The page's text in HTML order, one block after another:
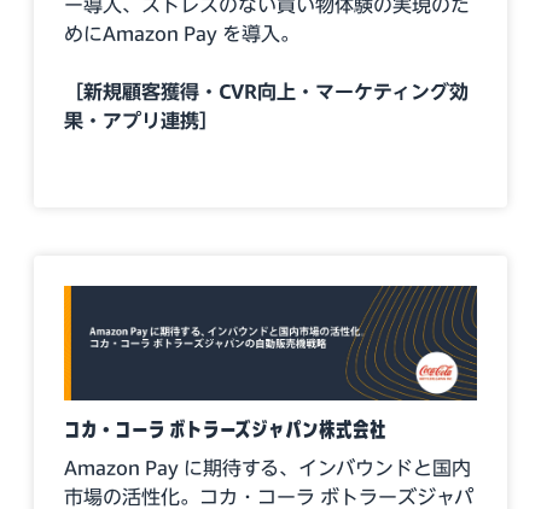
ー導入、ストレスのない買い物体験の実現のた
めにAmazon Pay を導入。
［新規顧客獲得・CVR向上・マーケティング効
果・アプリ連携］
コカ・コーラ ボトラーズジャパン株式会社
Amazon Pay に期待する、インバウンドと国内
市場の活性化。コカ・コーラ ボトラーズジャパ